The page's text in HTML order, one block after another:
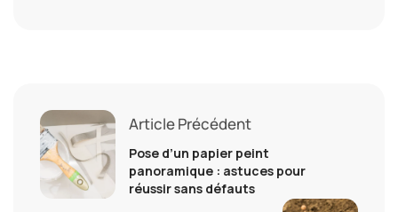
Article Précédent
Pose d’un papier peint
panoramique : astuces pour
réussir sans défauts